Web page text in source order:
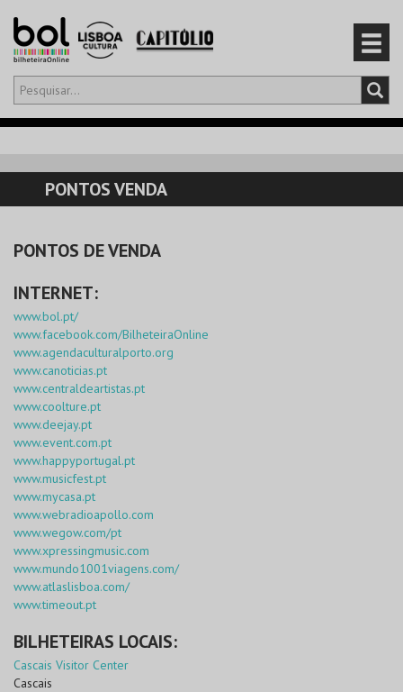
Olá,iniciar sessão
CARRINHO
EVENTOS
CARTÕES
PRODUTOS
PONTOS VENDA
PONTOS DE VENDA
INTERNET:
www.bol.pt/
www.facebook.com/BilheteiraOnline
www.agendaculturalporto.org
www.canoticias.pt
www.centraldeartistas.pt
www.coolture.pt
www.deejay.pt
www.event.com.pt
www.happyportugal.pt
www.musicfest.pt
www.mycasa.pt
www.webradioapollo.com
www.wegow.com/pt
www.xpressingmusic.com
www.mundo1001viagens.com/
www.atlaslisboa.com/
www.timeout.pt
BILHETEIRAS LOCAIS:
Cascais Visitor Center
Cascais